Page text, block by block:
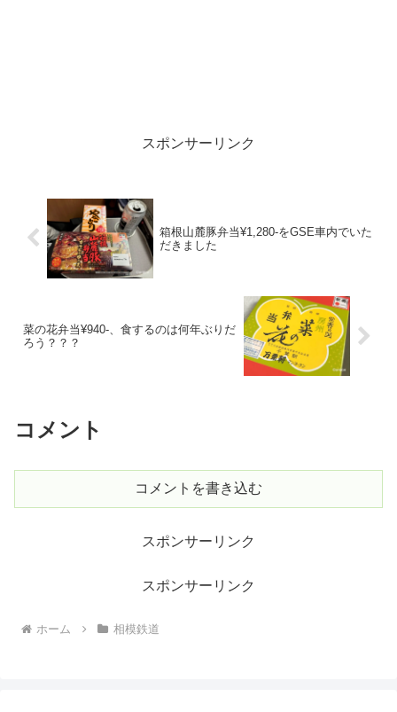
スポンサーリンク
箱根山麓豚弁当¥1,280-をGSE車内でいた
だきました
菜の花弁当¥940-、食するのは何年ぶりだ
ろう？？？
コメント
コメントを書き込む
スポンサーリンク
スポンサーリンク
ホーム 相模鉄道